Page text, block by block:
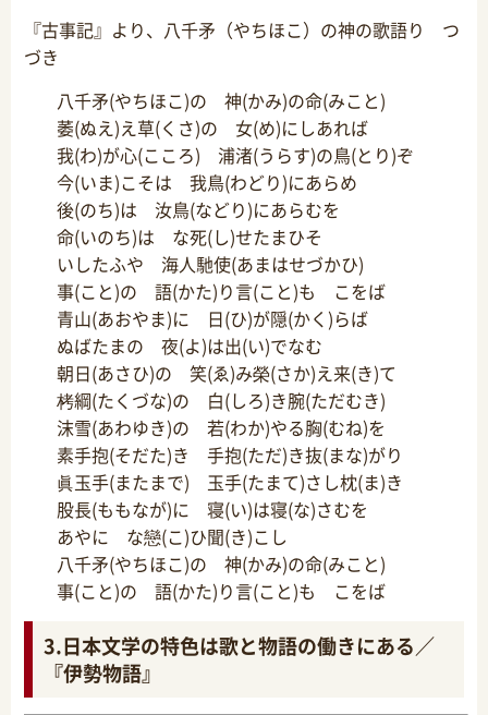
『古事記』より、八千矛（やちほこ）の神の歌語り つ
づき
八千矛(やちほこ)の 神(かみ)の命(みこと)
萎(ぬえ)え草(くさ)の 女(め)にしあれば
我(わ)が心(こころ) 浦渚(うらす)の鳥(とり)ぞ
今(いま)こそは 我鳥(わどり)にあらめ
後(のち)は 汝鳥(などり)にあらむを
命(いのち)は な死(し)せたまひそ
いしたふや 海人馳使(あまはせづかひ)
事(こと)の 語(かた)り言(こと)も こをば
青山(あおやま)に 日(ひ)が隠(かく)らば
ぬばたまの 夜(よ)は出(い)でなむ
朝日(あさひ)の 笑(ゑ)み榮(さか)え来(き)て
栲綱(たくづな)の 白(しろ)き腕(ただむき)
沫雪(あわゆき)の 若(わか)やる胸(むね)を
素手抱(そだた)き 手抱(ただ)き抜(まな)がり
眞玉手(またまで) 玉手(たまて)さし枕(ま)き
股長(ももなが)に 寝(い)は寝(な)さむを
あやに な戀(こ)ひ聞(き)こし
八千矛(やちほこ)の 神(かみ)の命(みこと)
事(こと)の 語(かた)り言(こと)も こをば
3.日本文学の特色は歌と物語の働きにある／
『伊勢物語』